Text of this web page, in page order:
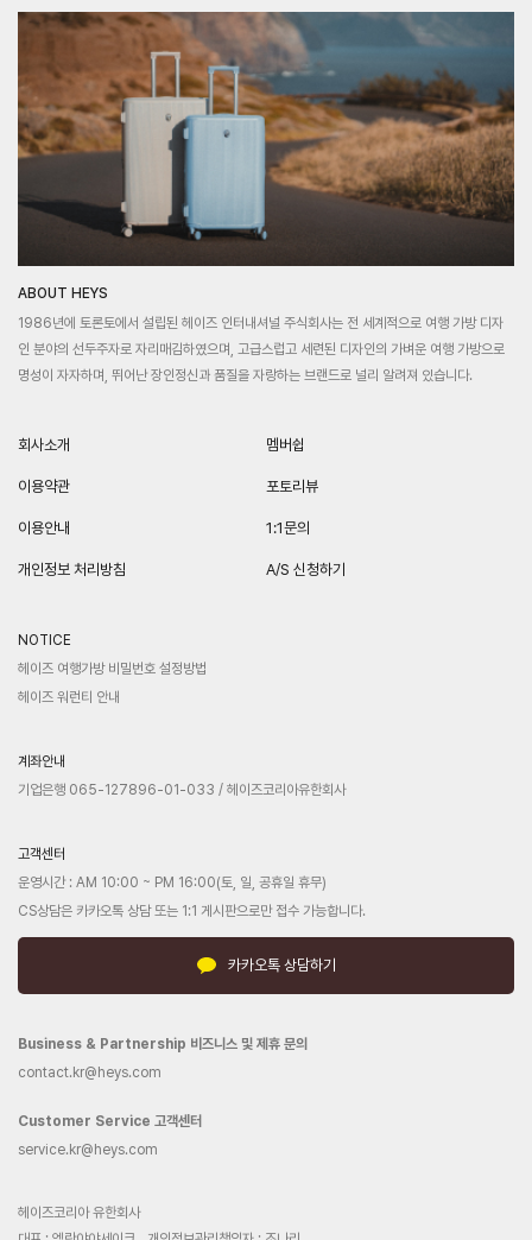
ABOUT HEYS
1986년에 토론토에서 설립된 헤이즈 인터내셔널 주식회사는 전 세계적으로 여행 가방 디자
인 분야의 선두주자로 자리매김하였으며, 고급스럽고 세련된 디자인의 가벼운 여행 가방으로
명성이 자자하며, 뛰어난 장인정신과 품질을 자랑하는 브랜드로 널리 알려져 있습니다.
회사소개
이용약관
이용안내
개인정보 처리방침
멤버쉽
포토리뷰
1:1문의
A/S 신청하기
NOTICE
헤이즈 여행가방 비밀번호 설정방법
헤이즈 워런티 안내
계좌안내
기업은행 065-127896-01-033 / 헤이즈코리아유한회사
고객센터
운영시간 : AM 10:00 ~ PM 16:00(토, 일, 공휴일 휴무)
CS상담은 카카오톡 상담 또는 1:1 게시판으로만 접수 가능합니다.
카카오톡 상담하기
Business & Partnership 비즈니스 및 제휴 문의
contact.kr@heys.com
Customer Service 고객센터
service.kr@heys.com
헤이즈코리아 유한회사